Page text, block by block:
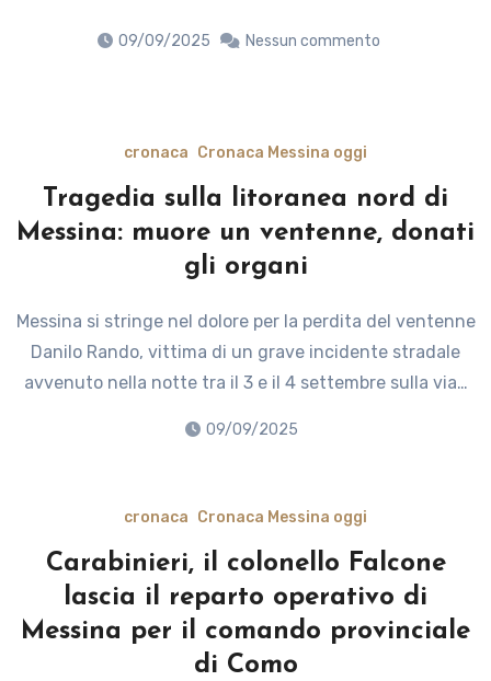
cronaca Cronaca Messina oggi
Tragedia sulla litoranea nord di
Messina: muore un ventenne, donati
gli organi
Messina si stringe nel dolore per la perdita del ventenne
Danilo Rando, vittima di un grave incidente stradale
avvenuto nella notte tra il 3 e il 4 settembre sulla via…
09/09/2025
cronaca Cronaca Messina oggi
Carabinieri, il colonello Falcone
lascia il reparto operativo di
Messina per il comando provinciale
di Como